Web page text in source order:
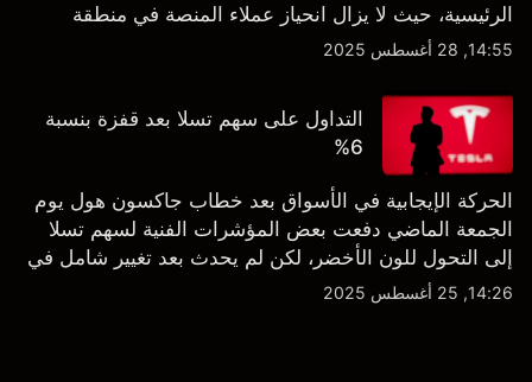
الرئيسية، حيث لا يزال انحياز عملاء المنصة في منطقة
الشراء المفرط.
14:55, 28 أغسطس 2025
التداول على سهم تسلا بعد قفزة بنسبة
6%
الحركة الإيجابية في الأسواق بعد خطاب جاكسون هول يوم
الجمعة الماضي دفعت بعض المؤشرات الفنية لسهم تسلا
إلى التحول للون الأخضر، لكن لم يحدث بعد تغيير شامل في
النظرة الفنية سواء على الإطار اليومي أو الأسبوعي.
14:26, 25 أغسطس 2025